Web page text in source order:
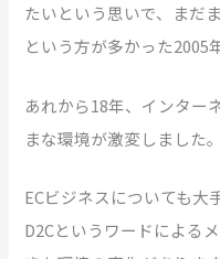
たいという思いで、まだ
という方が多かった2005
あれから18年、インター
まな環境が激変しました。
ECビジネスについても大
D2Cというワードによる